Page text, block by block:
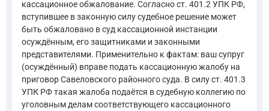
кассационное обжалование. Согласно ст. 401.2 УПК РФ,
вступившее в законную силу судебное решение может
быть обжаловано в суд кассационной инстанции
осуждённым, его защитниками и законными
представителями. Применительно к фактам: ваш супруг
(осуждённый) вправе подать кассационную жалобу на
приговор Савеловского районного суда. В силу ст. 401.3
УПК РФ такая жалоба подаётся в судебную коллегию по
уголовным делам соответствующего кассационного